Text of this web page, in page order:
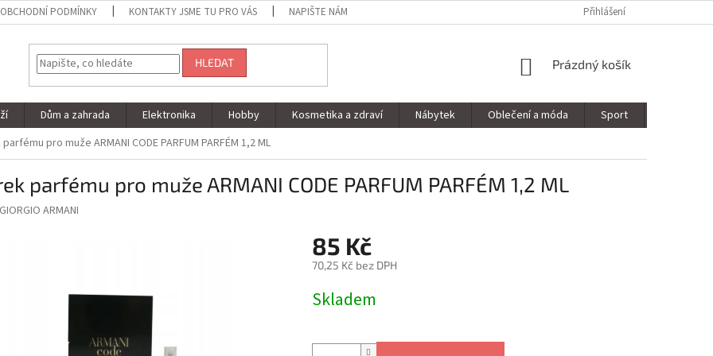
OBCHODNÍ PODMÍNKY KONTAKTY JSME TU PRO VÁS NAPIŠTE NÁM Přihlášení
HLEDAT
NÁKUPNÍ
Prázdný košík
Dům a zahrada Elektronika Hobby Kosmetika a zdraví Nábytek Oblečení a móda Sport
pro muže ARMANI CODE PARFUM PARFÉM 1,2 ML
parfému pro muže ARMANI CODE PARFUM PARFÉM 1,2 ML
GIORGIO ARMANI
85 Kč
70,25 Kč bez DPH
cena:
Skladem